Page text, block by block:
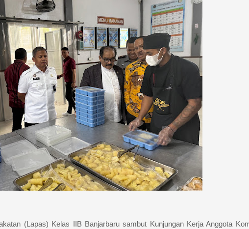
(Lapas) Kelas IIB Banjarbaru sambut Kunjungan Kerja Anggota